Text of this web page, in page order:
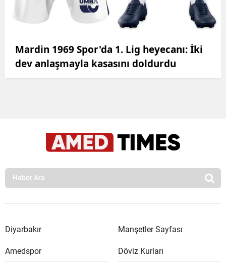
Mardin 1969 Spor'da 1. Lig heyecanı: İki
dev anlaşmayla kasasını doldurdu
Diyarbakır
Amedspor
Manşetler Sayfası
Döviz Kurları